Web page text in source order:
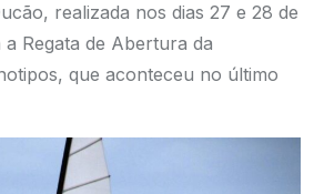
realizada nos dias 27 e 28 de
Regata de Abertura da
que aconteceu no último